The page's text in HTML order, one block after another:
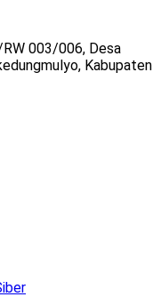
RW 003/006, Desa
Kabupaten